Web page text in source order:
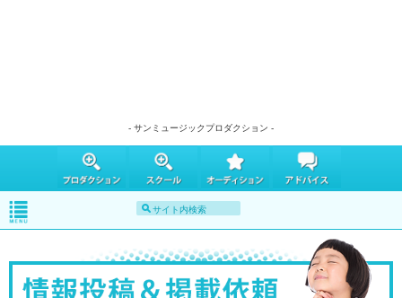
- サンミュージックプロダクション -